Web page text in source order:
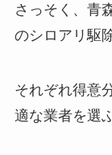
さっそく、青
のシロアリ駆
それぞれ得意
適な業者を選